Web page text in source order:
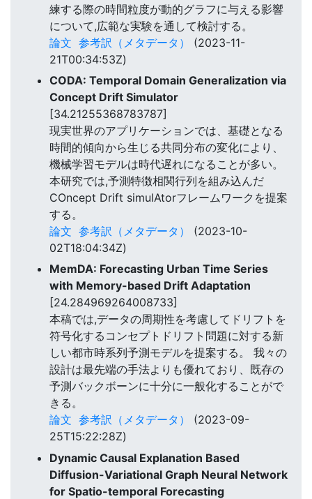
練する際の時間粒度が動的グラフに与える影響
について,広範な実験を通して検討する。
論文 参考訳（メタデータ）
(2023-11-
21T00:34:53Z)
CODA: Temporal Domain Generalization via
Concept Drift Simulator
[34.21255368783787]
現実世界のアプリケーションでは、基礎となる
時間的傾向から生じる共同分布の変化により、
機械学習モデルは時代遅れになることが多い。
本研究では,予測特徴相関行列を組み込んだ
COncept Drift simulAtorフレームワークを提案
する。
論文 参考訳（メタデータ）
(2023-10-
02T18:04:34Z)
MemDA: Forecasting Urban Time Series
with Memory-based Drift Adaptation
[24.284969264008733]
本稿では,データの周期性を考慮してドリフトを
符号化するコンセプトドリフト問題に対する新
しい都市時系列予測モデルを提案する。 我々の
設計は最先端の手法よりも優れており、既存の
予測バックボーンに十分に一般化することがで
きる。
論文 参考訳（メタデータ）
(2023-09-
25T15:22:28Z)
Dynamic Causal Explanation Based
Diffusion-Variational Graph Neural Network
for Spatio-temporal Forecasting